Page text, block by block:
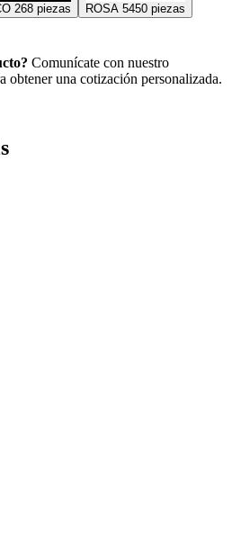
268 piezas ROSA 5450 piezas
Comunícate con nuestro
obtener una cotización personalizada.